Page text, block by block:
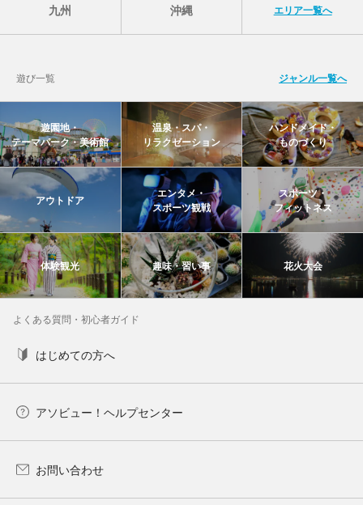
九州 沖縄 エリア一覧へ
遊び一覧 ジャンル一覧へ
遊園地・
テーマパーク・美術館
温泉・スパ・
リラクゼーション
ハンドメイド・
ものづくり
アウトドア
エンタメ・
スポーツ観戦
スポーツ・
フィットネス
体験観光 趣味・習い事 花火大会
よくある質問・初心者ガイド
はじめての方へ
アソビュー！ヘルプセンター
お問い合わせ